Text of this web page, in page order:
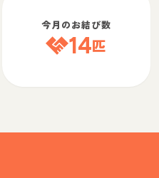
今月のお結び数
14匹